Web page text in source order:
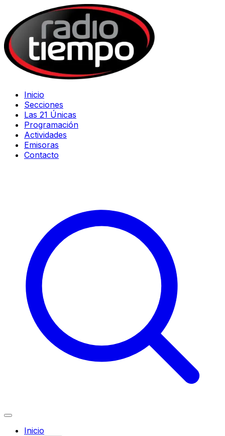
Inicio
Secciones
Las 21 Únicas
Programación
Actividades
Emisoras
Contacto
Inicio